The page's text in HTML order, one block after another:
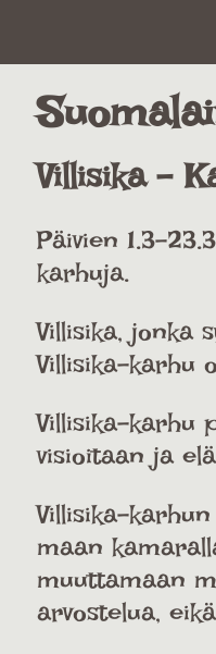
Villisika -
Päivien 1.3-
karhuja.
Villisika, jonka
Villisika-karhu
Villisika-karhu
visioitaan ja
Villisika-
maan
muuttamaan
arvostelua,